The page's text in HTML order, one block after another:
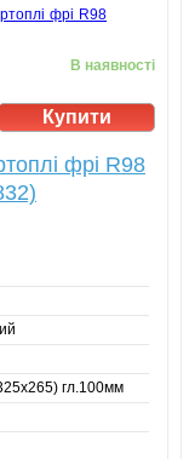
В наявності
фрі R98
гл.100мм